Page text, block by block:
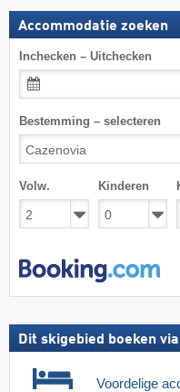
Accommodatie zoeken
Inchecken – Uitchecken
Bestemming – selecteren
Volw. Kinderen
Dit skigebied boeken
Voordelige